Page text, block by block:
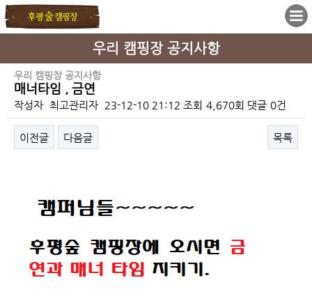
우리 캠핑장 공지사항
우리 캠핑장 공지사항
매너타임 , 금연
작성자 최고관리자 23-12-10 21:12 조회 4,670회 댓글 0건
이전글 다음글 목록